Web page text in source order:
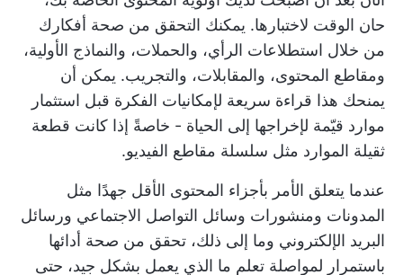
حان الوقت لاختبارها. يمكنك التحقق من صحة أفكارك
من خلال استطلاعات الرأي، والحملات، والنماذج الأولية،
ومقاطع المحتوى، والمقابلات، والتجريب. يمكن أن
يمنحك هذا قراءة سريعة لإمكانيات الفكرة قبل استثمار
موارد قيّمة لإخراجها إلى الحياة - خاصةً إذا كانت قطعة
ثقيلة الموارد مثل سلسلة مقاطع الفيديو.
عندما يتعلق الأمر بأجزاء المحتوى الأقل جهدًا مثل
المدونات ومنشورات وسائل التواصل الاجتماعي ورسائل
البريد الإلكتروني وما إلى ذلك، تحقق من صحة أدائها
باستمرار لمواصلة تعلم ما الذي يعمل بشكل جيد، حتى